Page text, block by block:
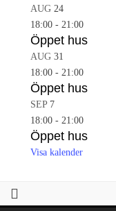
AUG 24
18:00 - 21:00
Öppet hus
AUG 31
18:00 - 21:00
Öppet hus
SEP 7
18:00 - 21:00
Öppet hus
Visa kalender